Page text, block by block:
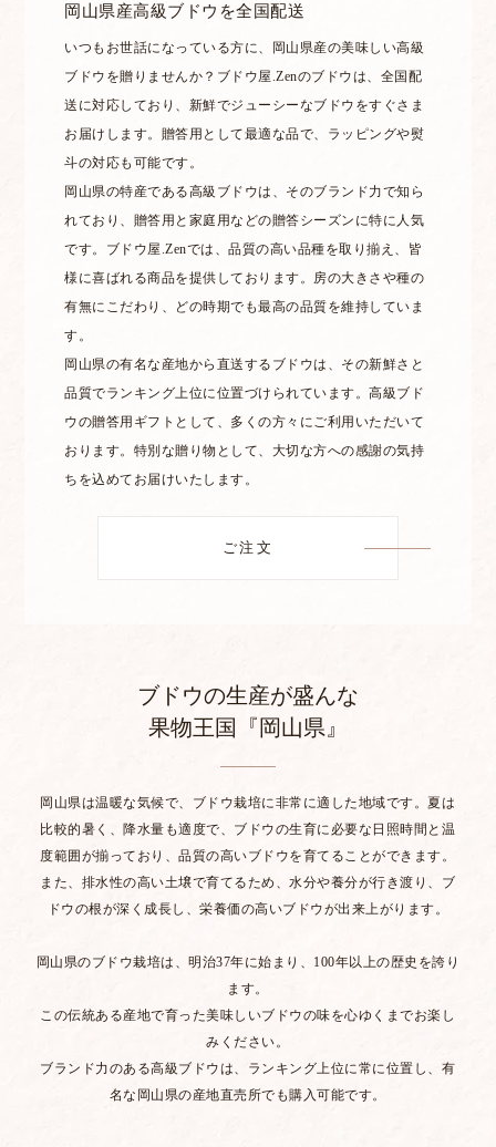
岡山県産高級ブドウを全国配送
いつもお世話になっている方に、岡山県産の美味しい高級
ブドウを贈りませんか？ブドウ屋.Zenのブドウは、全国配
送に対応しており、新鮮でジューシーなブドウをすぐさま
お届けします。贈答用として最適な品で、ラッピングや熨
斗の対応も可能です。
岡山県の特産である高級ブドウは、そのブランド力で知ら
れており、贈答用と家庭用などの贈答シーズンに特に人気
です。ブドウ屋.Zenでは、品質の高い品種を取り揃え、皆
様に喜ばれる商品を提供しております。房の大きさや種の
有無にこだわり、どの時期でも最高の品質を維持していま
す。
岡山県の有名な産地から直送するブドウは、その新鮮さと
品質でランキング上位に位置づけられています。高級ブド
ウの贈答用ギフトとして、多くの方々にご利用いただいて
おります。特別な贈り物として、大切な方への感謝の気持
ちを込めてお届けいたします。
ご注文
ブドウの生産が盛んな
果物王国『岡山県』
岡山県は温暖な気候で、ブドウ栽培に非常に適した地域です。夏は
比較的暑く、降水量も適度で、ブドウの生育に必要な日照時間と温
度範囲が揃っており、品質の高いブドウを育てることができます。
また、排水性の高い土壌で育てるため、水分や養分が行き渡り、ブ
ドウの根が深く成長し、栄養価の高いブドウが出来上がります。
岡山県のブドウ栽培は、明治37年に始まり、100年以上の歴史を誇り
ます。
この伝統ある産地で育った美味しいブドウの味を心ゆくまでお楽し
みください。
ブランド力のある高級ブドウは、ランキング上位に常に位置し、有
名な岡山県の産地直売所でも購入可能です。